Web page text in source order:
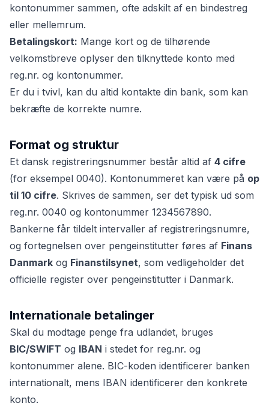
kontonummer sammen, ofte adskilt af en bindestreg
eller mellemrum.
Betalingskort: Mange kort og de tilhørende
velkomstbreve oplyser den tilknyttede konto med
reg.nr. og kontonummer.
Er du i tvivl, kan du altid kontakte din bank, som kan
bekræfte de korrekte numre.
Format og struktur
Et dansk registreringsnummer består altid af 4 cifre
(for eksempel 0040). Kontonummeret kan være på op
til 10 cifre. Skrives de sammen, ser det typisk ud som
reg.nr. 0040 og kontonummer 1234567890.
Bankerne får tildelt intervaller af registreringsnumre,
og fortegnelsen over pengeinstitutter føres af Finans
Danmark og Finanstilsynet, som vedligeholder det
officielle register over pengeinstitutter i Danmark.
Internationale betalinger
Skal du modtage penge fra udlandet, bruges
BIC/SWIFT og IBAN i stedet for reg.nr. og
kontonummer alene. BIC-koden identificerer banken
internationalt, mens IBAN identificerer den konkrete
konto.